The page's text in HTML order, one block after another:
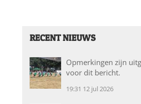
RECENT NIEUWS
Opmerkingen zijn
voor dit bericht.
19:31 12 jul 2026